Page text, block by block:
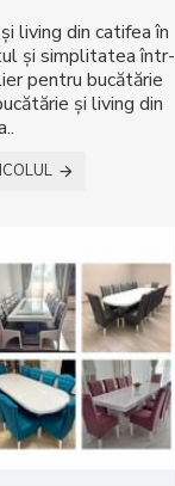
living din catifea în
și simplitatea într-
pentru bucătărie
și living din